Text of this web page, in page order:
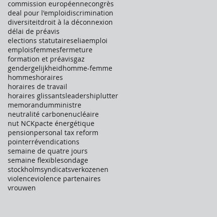
commission européennecongrès
deal pour l'emploidiscrimination
diversiteitdroit à la déconnexion
délai de préavis
elections statutaireseliaemploi
emploisfemmesfermeture
formation et préavisgaz
gendergelijkheidhomme-femme
hommeshoraires
horaires de travail
horaires glissantsleadershiplutter
memorandumministre
neutralité carbonenucléaire
nut NCKpacte énergétique
pensionpersonal tax reform
pointerrévendications
semaine de quatre jours
semaine flexiblesondage
stockholmsyndicatsverkozenen
violenceviolence partenaires
vrouwen